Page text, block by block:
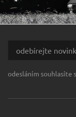
odesláním souhlasíte